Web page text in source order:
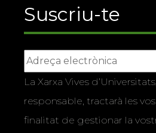
Suscriu-te
La Xarxa Vives
responsable, tractarà les
finalitat de gestionar la